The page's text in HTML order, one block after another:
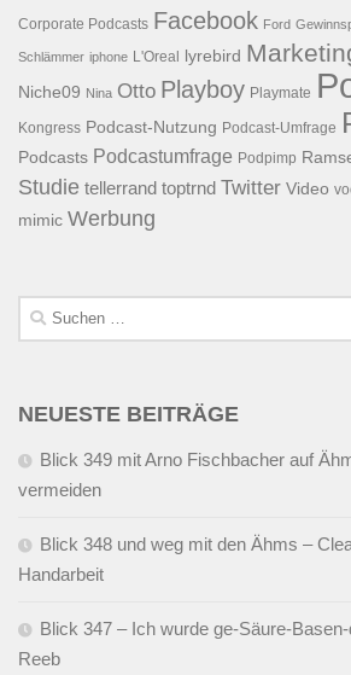
Corporate Podcasts Facebook Ford
Schlämmer iphone L'Oreal lyrebird
Niche09 Nina Otto Playboy Playmate
Kongress Podcast-Nutzung Podcast-Umfrage
Podcasts Podcastumfrage Podpimp
Studie tellerrand toptrnd Twitter Video
mimic Werbung
Suchen
nach:
NEUESTE BEITRÄGE
Blick 349 mit Arno Fischbacher auf
vermeiden
Blick 348 und weg mit den Ähms –
Handarbeit
Blick 347 – Ich wurde ge-Säure-
Reeb